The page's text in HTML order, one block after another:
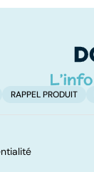
RAPPEL PRODUIT